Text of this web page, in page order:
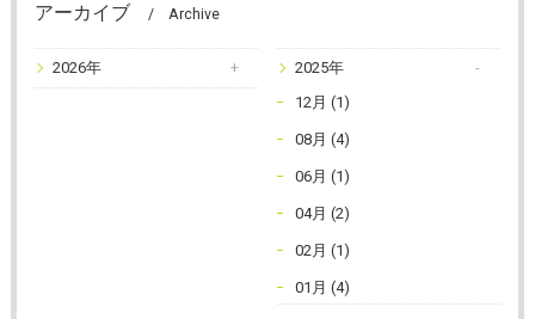
アーカイブ Archive
2026年
2025年
12月 (1)
08月 (4)
06月 (1)
04月 (2)
02月 (1)
01月 (4)